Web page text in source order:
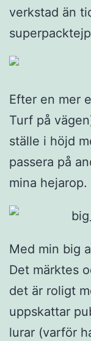
verkstad än
Efter en mer
Turf på
ställe i höjd
passera på
mina hejarop.
Med min big
Det märktes
det är roligt
uppskattar
lurar (varför